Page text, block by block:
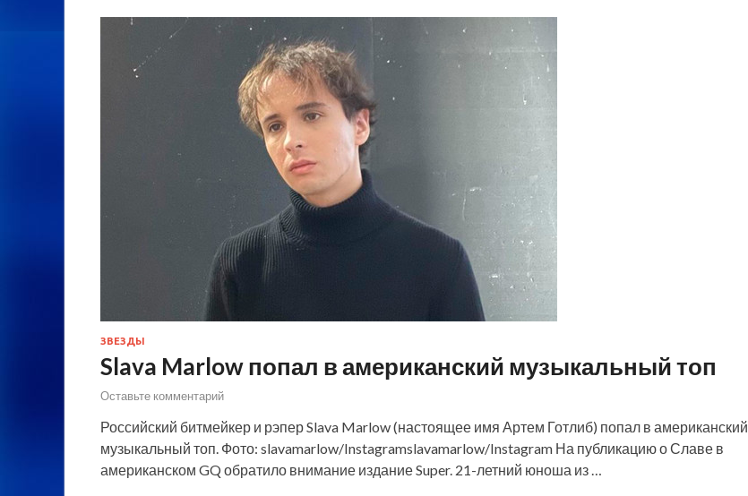
ЗВЕЗДЫ
Slava Marlow попал в американский музыкальный топ
Оставьте комментарий
Российский битмейкер и рэпер Slava Marlow (настоящее имя Артем Готлиб) попал в американский
музыкальный топ. Фото: slavamarlow/Instagramslavamarlow/Instagram На публикацию о Славе в
американском GQ обратило внимание издание Super. 21-летний юноша из …